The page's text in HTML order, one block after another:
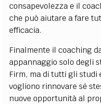
consapevolezza e il
che può aiutare a fare
efficacia.
Finalmente il coaching
appannaggio solo degli
Firm, ma di tutti gli studi
vogliono rinnovare sé
nuove opportunità al